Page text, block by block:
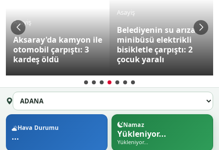
Asayiş
Aksaray'da kamyon ile
otomobil çarpıştı: 3
kardeş öldü
Asayiş
Belediyenin su arıza
minibüsü elektrikli
bisikletle çarpıştı: 2
çocuk yaralı
Hava Durumu
...
Namaz
Yükleniyor...
Yükleniyor...